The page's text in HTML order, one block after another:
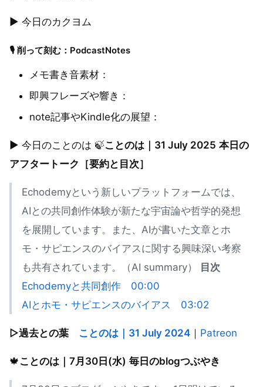
▶︎ 今日のカクヨム
🎙 削って刻む：PodcastNotes
メモ書き音素材：
即興フレーズや響き：
note記事やKindle化の展望：
▶︎ 今日のことのは 🍃ことのは｜31 July 2025 本日の
アフタートーク［要約と目次］
Echodemyという新しいプラットフォームでは、
AIとの共同創作体験が新たな宇宙論や哲学的発想
を展開しています。また、AIが書いた文章とホ
モ・サピエンスのバイアスに関する興味深い考察
も共有されています。（AI summary）
目次
Echodemyと共同創作
00:00
AIとホモ・サピエンスのバイアス
03:02
▷過去との葉 ことのは｜31 July 2024 ｜ Patreon
🍁 ことのは｜7月30日(水) 毎日のblogつぶやき